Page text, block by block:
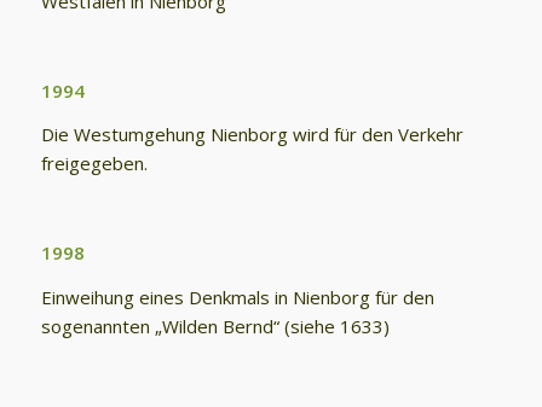
1994
Die Westumgehung Nienborg wird für den Verkehr
freigegeben.
1998
Einweihung eines Denkmals in Nienborg für den
sogenannten „Wilden Bernd“ (siehe 1633)